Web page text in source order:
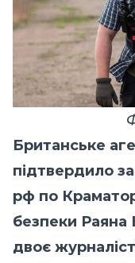
Британське
підтвердило
рф по
безпеки
двоє